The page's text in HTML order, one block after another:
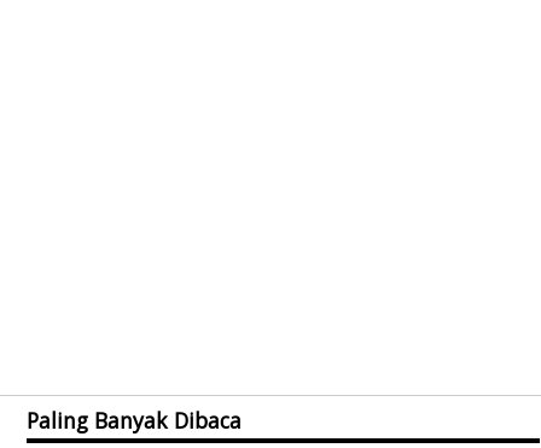
Paling Banyak Dibaca